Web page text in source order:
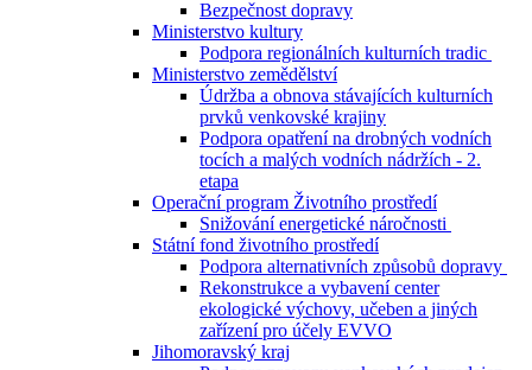
Bezpečnost dopravy
Ministerstvo kultury
Podpora regionálních kulturních tradic
Ministerstvo zemědělství
Údržba a obnova stávajících kulturních
prvků venkovské krajiny
Podpora opatření na drobných vodních
tocích a malých vodních nádržích - 2.
etapa
Operační program Životního prostředí
Snižování energetické náročnosti
Státní fond životního prostředí
Podpora alternativních způsobů dopravy
Rekonstrukce a vybavení center
ekologické výchovy, učeben a jiných
zařízení pro účely EVVO
Jihomoravský kraj